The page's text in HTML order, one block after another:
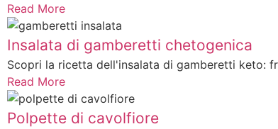
Read More
Insalata di gamberetti chetogenica
Scopri la ricetta dell'insalata di gamberetti keto:
Read More
Polpette di cavolfiore